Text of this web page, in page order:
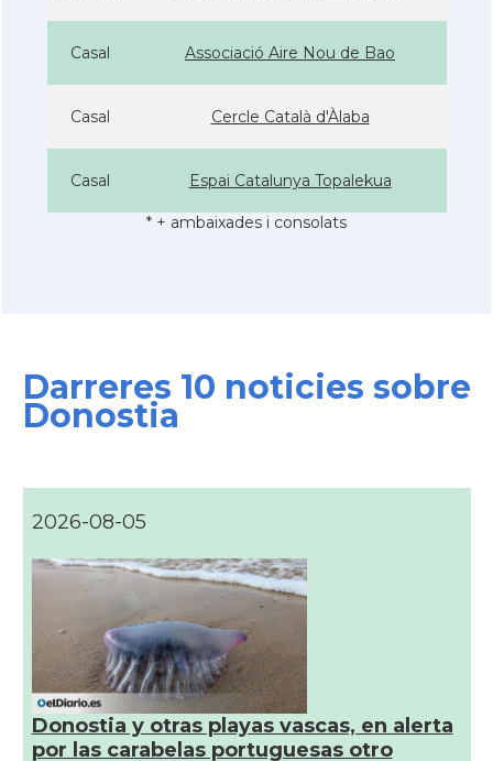
Casal Associació Aire Nou de Bao
Casal Cercle Català d'Àlaba
Casal Espai Catalunya Topalekua
* + ambaixades i consolats
Darreres 10 noticies sobre
Donostia
2026-08-05
Donostia y otras playas vascas, en alerta
por las carabelas portuguesas otro